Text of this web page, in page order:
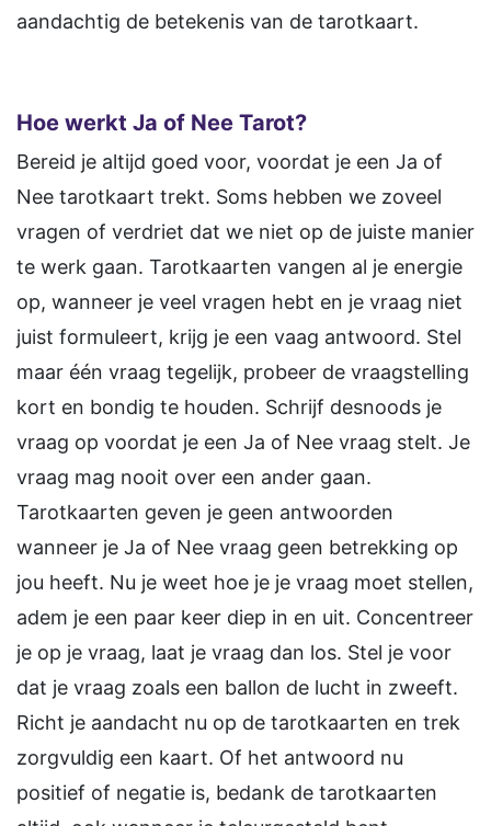
aandachtig de betekenis van de tarotkaart.
Hoe werkt Ja of Nee Tarot?
Bereid je altijd goed voor, voordat je een Ja of
Nee tarotkaart trekt. Soms hebben we zoveel
vragen of verdriet dat we niet op de juiste manier
te werk gaan. Tarotkaarten vangen al je energie
op, wanneer je veel vragen hebt en je vraag niet
juist formuleert, krijg je een vaag antwoord. Stel
maar één vraag tegelijk, probeer de vraagstelling
kort en bondig te houden. Schrijf desnoods je
vraag op voordat je een Ja of Nee vraag stelt. Je
vraag mag nooit over een ander gaan.
Tarotkaarten geven je geen antwoorden
wanneer je Ja of Nee vraag geen betrekking op
jou heeft. Nu je weet hoe je je vraag moet stellen,
adem je een paar keer diep in en uit. Concentreer
je op je vraag, laat je vraag dan los. Stel je voor
dat je vraag zoals een ballon de lucht in zweeft.
Richt je aandacht nu op de tarotkaarten en trek
zorgvuldig een kaart. Of het antwoord nu
positief of negatie is, bedank de tarotkaarten